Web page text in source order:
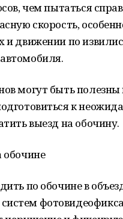
чем пытаться
скорость,
движении по
могут быть
к
выезд на обочину.
обочине
по обочине в